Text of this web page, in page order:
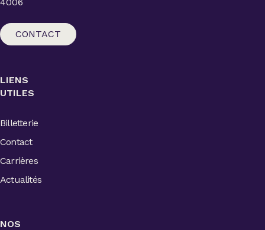
CONTACT
LIENS
UTILES
Billetterie
Contact
Carrières
Actualités
NOS